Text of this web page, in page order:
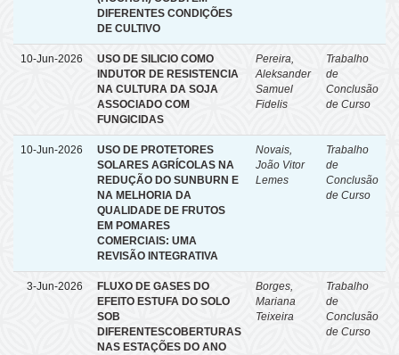
DIFERENTES CONDIÇÕES
DE CULTIVO
10-Jun-2026
USO DE SILICIO COMO
INDUTOR DE RESISTENCIA
NA CULTURA DA SOJA
ASSOCIADO COM
FUNGICIDAS
Pereira,
Aleksander
Samuel
Fidelis
Trabalho
de
Conclusão
de Curso
10-Jun-2026
USO DE PROTETORES
SOLARES AGRÍCOLAS NA
REDUÇÃO DO SUNBURN E
NA MELHORIA DA
QUALIDADE DE FRUTOS
EM POMARES
COMERCIAIS: UMA
REVISÃO INTEGRATIVA
Novais,
João Vitor
Lemes
Trabalho
de
Conclusão
de Curso
3-Jun-2026
FLUXO DE GASES DO
EFEITO ESTUFA DO SOLO
SOB
DIFERENTESCOBERTURAS
NAS ESTAÇÕES DO ANO
Borges,
Mariana
Teixeira
Trabalho
de
Conclusão
de Curso